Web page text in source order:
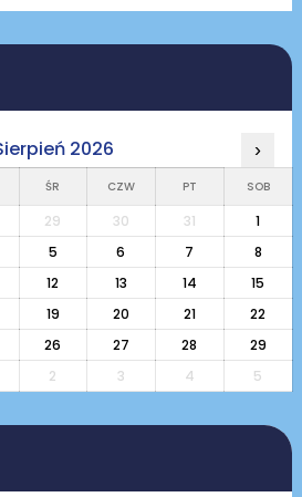
2026 ›
ŚR CZW PT SOB
29 30 31
1
5 6 7
8
12 13 14
15
19 20 21
22
26 27 28
29
2 3 4 5